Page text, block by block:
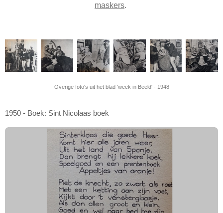
maskers.
Overige foto's uit het blad 'week in Beeld' - 1948
1950 - Boek: Sint Nicolaas boek